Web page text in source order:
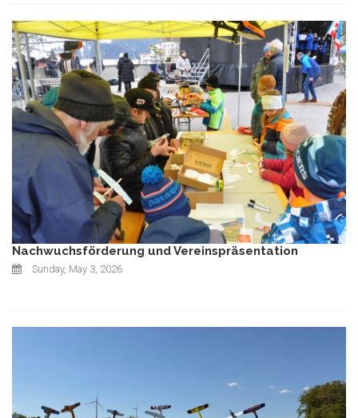
Nachwuchsförderung und Vereinspräsentation
Sunday, May 3, 2026